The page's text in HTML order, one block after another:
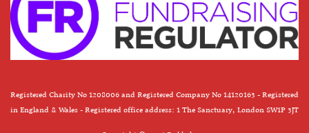
Registered Charity No 1208006 and Registered Company No 14120163 - Registered
in England & Wales - Registered office address: 1 The Sanctuary, London SW1P 3JT